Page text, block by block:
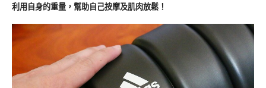
利用自身的重量，幫助自己按摩及肌肉放鬆！